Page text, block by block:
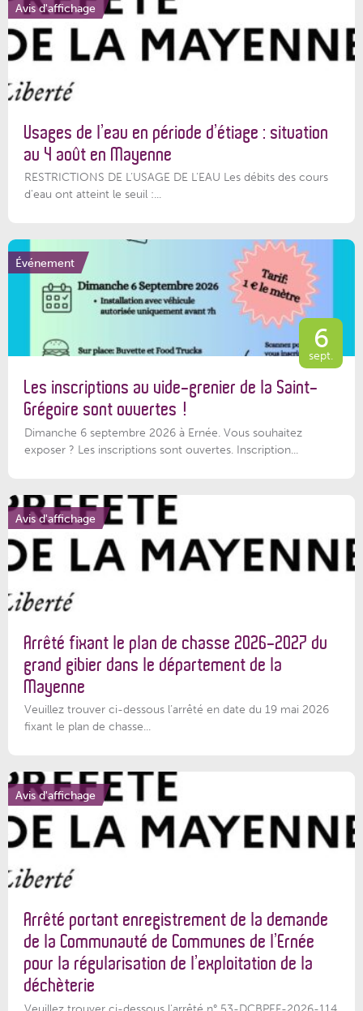
Avis d'affichage
Usages de l’eau en période d’étiage : situation
au 4 août en Mayenne
RESTRICTIONS DE L’USAGE DE L’EAU Les débits des cours
d'eau ont atteint le seuil :...
Événement
6
sept.
Les inscriptions au vide-grenier de la Saint-
Grégoire sont ouvertes !
Dimanche 6 septembre 2026 à Ernée. Vous souhaitez
exposer ? Les inscriptions sont ouvertes. Inscription...
Avis d'affichage
Arrêté fixant le plan de chasse 2026-2027 du
grand gibier dans le département de la
Mayenne
Veuillez trouver ci-dessous l’arrêté en date du 19 mai 2026
fixant le plan de chasse...
Avis d'affichage
Arrêté portant enregistrement de la demande
de la Communauté de Communes de l’Ernée
pour la régularisation de l’exploitation de la
déchèterie